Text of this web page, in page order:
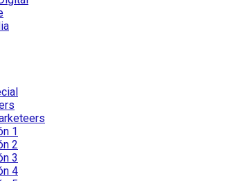
1
2
3
4